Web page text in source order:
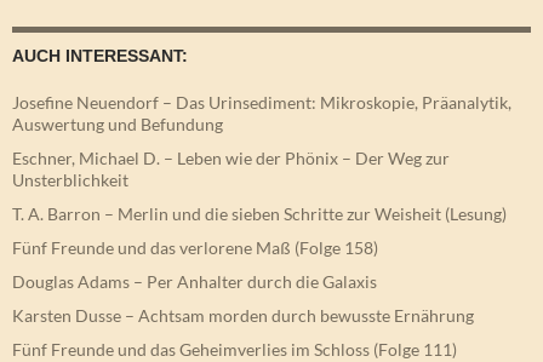
AUCH INTERESSANT:
Josefine Neuendorf – Das Urinsediment: Mikroskopie, Präanalytik,
Auswertung und Befundung
Eschner, Michael D. – Leben wie der Phönix – Der Weg zur
Unsterblichkeit
T. A. Barron – Merlin und die sieben Schritte zur Weisheit (Lesung)
Fünf Freunde und das verlorene Maß (Folge 158)
Douglas Adams – Per Anhalter durch die Galaxis
Karsten Dusse – Achtsam morden durch bewusste Ernährung
Fünf Freunde und das Geheimverlies im Schloss (Folge 111)